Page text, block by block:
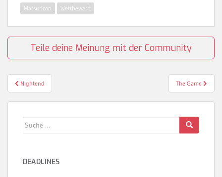
Matsuricon Wettbewerb
Teile deine Meinung mit der Community
Beitragsnavigation
Nightend The Game
Suche
DEADLINES